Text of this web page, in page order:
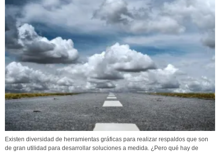
Existen diversidad de herramientas gráficas para realizar respaldos que son
de gran utilidad para desarrollar soluciones a medida. ¿Pero qué hay de